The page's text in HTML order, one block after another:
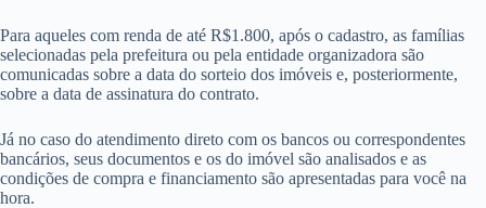
Para aqueles com renda de até R$1.800, após o cadastro, as famílias
selecionadas pela prefeitura ou pela entidade organizadora são
comunicadas sobre a data do sorteio dos imóveis e, posteriormente,
sobre a data de assinatura do contrato.
Já no caso do atendimento direto com os bancos ou correspondentes
bancários, seus documentos e os do imóvel são analisados e as
condições de compra e financiamento são apresentadas para você na
hora.